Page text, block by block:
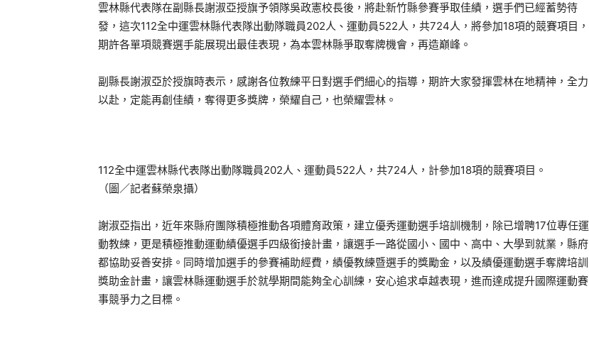
雲林縣代表隊在副縣長謝淑亞授旗予領隊吳政憲校長後，將赴新竹縣參賽爭取佳績，選手們已經蓄勢待
發，這次112全中運雲林縣代表隊出動隊職員202人、運動員522人，共724人，將參加18項的競賽項目，
期許各單項競賽選手能展現出最佳表現，為本雲林縣爭取奪牌機會，再造巔峰。
副縣長謝淑亞於授旗時表示，感謝各位教練平日對選手們細心的指導，期許大家發揮雲林在地精神，全力
以赴，定能再創佳績，奪得更多獎牌，榮耀自己，也榮耀雲林。
112全中運雲林縣代表隊出動隊職員202人、運動員522人，共724人，計參加18項的競賽項目。
（圖／記者蘇榮泉攝）
謝淑亞指出，近年來縣府團隊積極推動各項體育政策，建立優秀運動選手培訓機制，除已增聘17位專任運
動教練，更是積極推動運動績優選手四級銜接計畫，讓選手一路從國小、國中、高中、大學到就業，縣府
都協助妥善安排。同時增加選手的參賽補助經費，績優教練暨選手的獎勵金，以及績優運動選手奪牌培訓
獎助金計畫，讓雲林縣運動選手於就學期間能夠全心訓練，安心追求卓越表現，進而達成提升國際運動賽
事競爭力之目標。